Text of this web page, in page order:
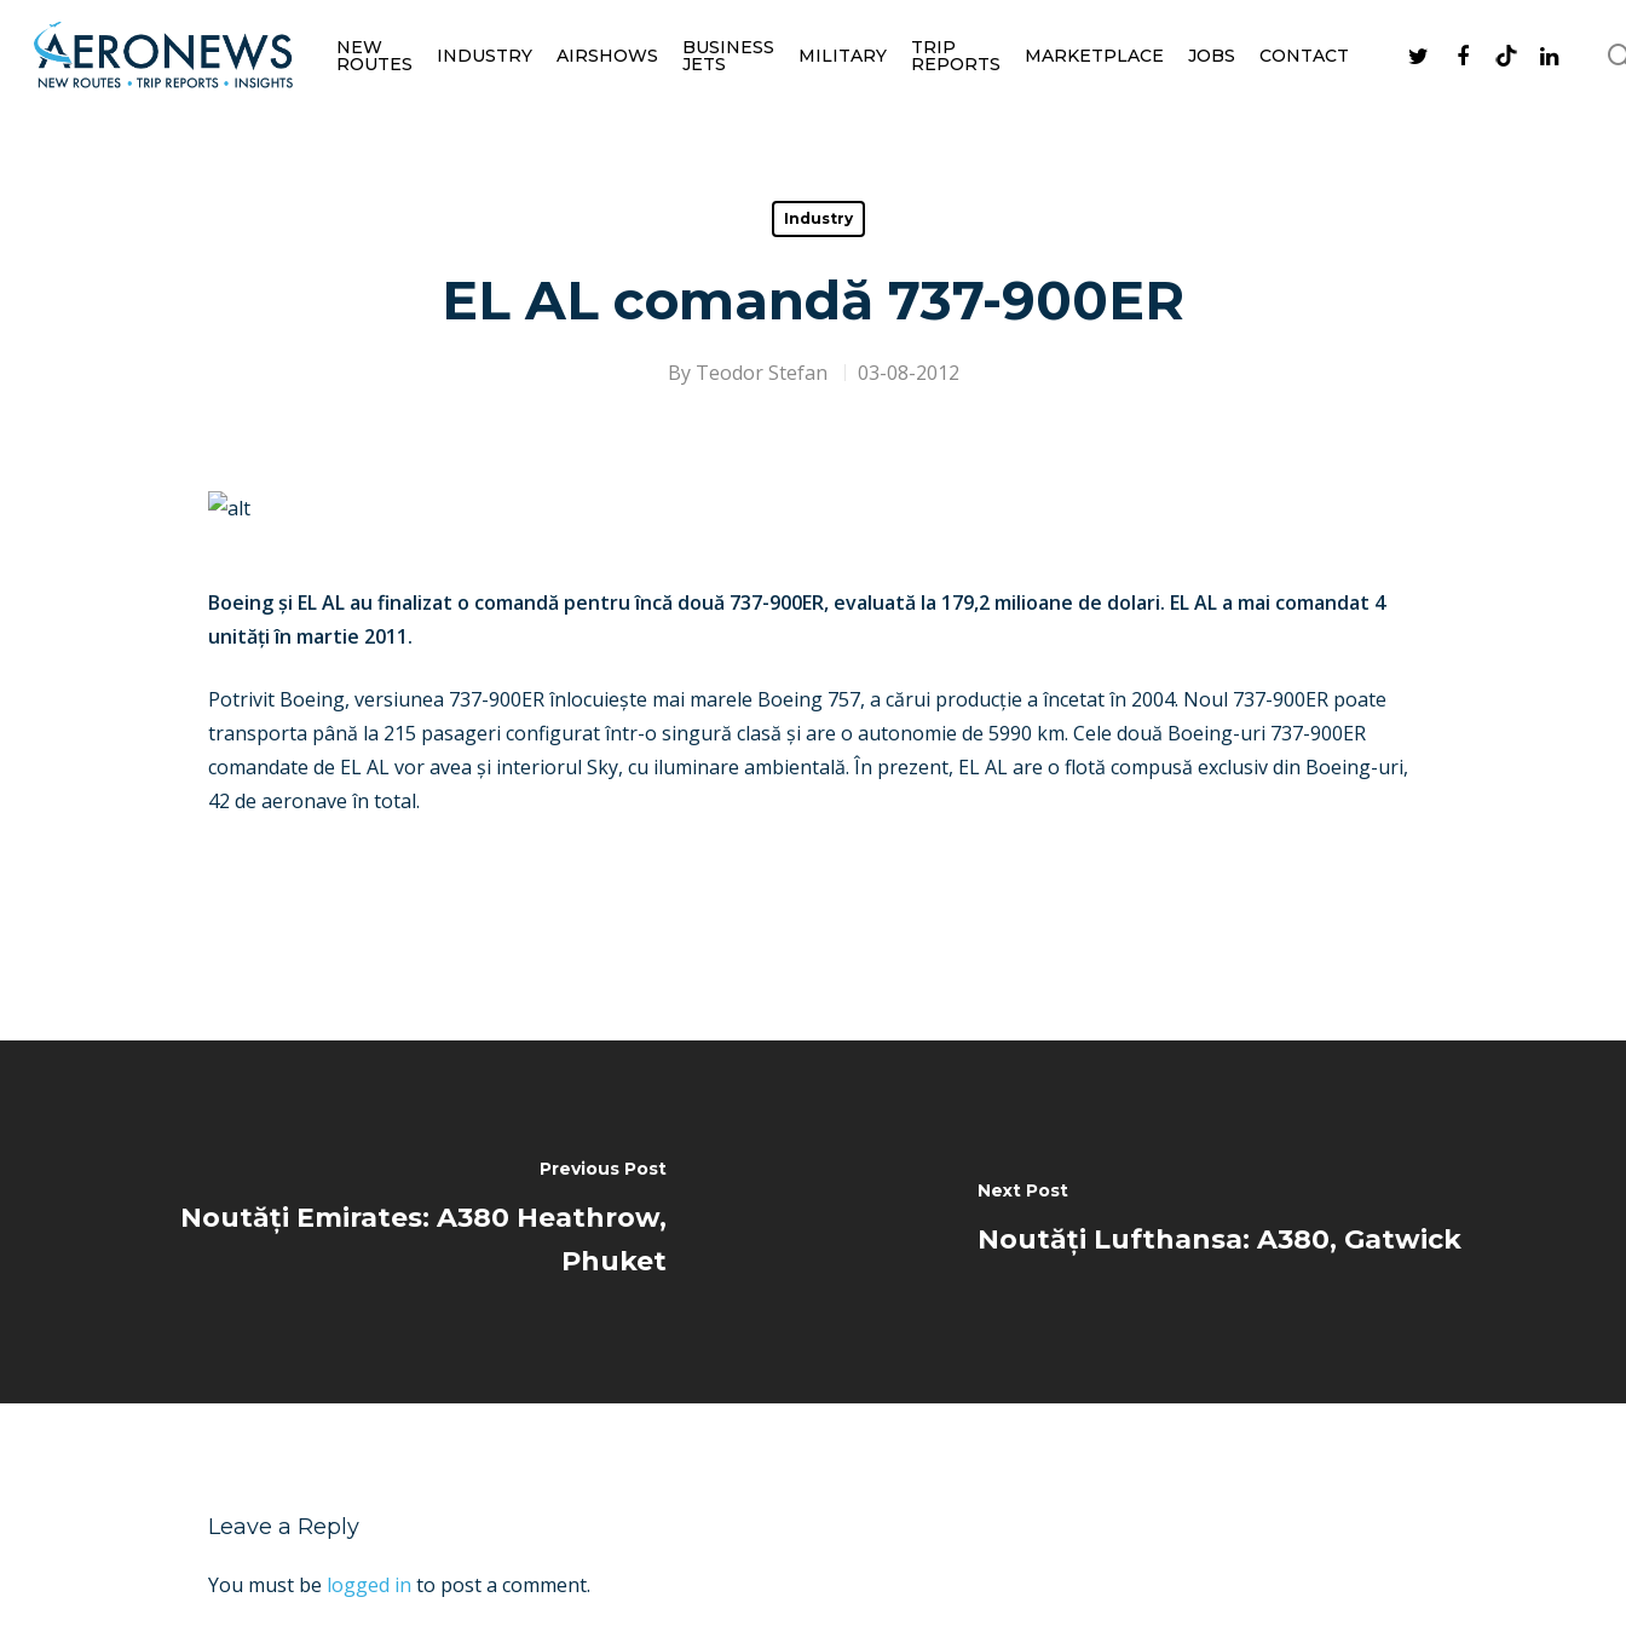
NEW
ROUTES INDUSTRY AIRSHOWS BUSINESS
JETS MILITARY TRIP
REPORTS MARKETPLACE JOBS CONTACT
Industry
EL AL comandă 737-900ER
By Teodor Stefan 03-08-2012
Boeing și EL AL au finalizat o comandă pentru încă două 737-900ER, evaluată la 179,2 milioane de dolari. EL AL a mai comandat 4
unități în martie 2011.
Potrivit Boeing, versiunea 737-900ER înlocuiește mai marele Boeing 757, a cărui producție a încetat în 2004. Noul 737-900ER poate
transporta până la 215 pasageri configurat într-o singură clasă și are o autonomie de 5990 km. Cele două Boeing-uri 737-900ER
comandate de EL AL vor avea și interiorul Sky, cu iluminare ambientală. În prezent, EL AL are o flotă compusă exclusiv din Boeing-uri,
42 de aeronave în total.
Previous Post
Noutăți Emirates: A380 Heathrow,
Phuket
Next Post
Noutăți Lufthansa: A380, Gatwick
Leave a Reply
You must be logged in to post a comment.